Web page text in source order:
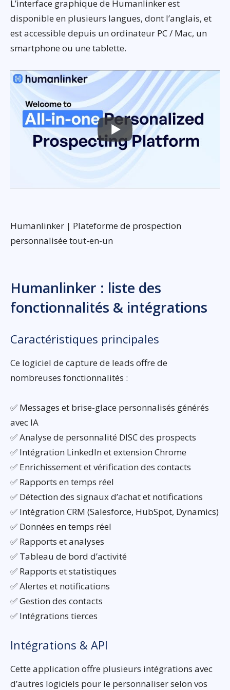
L’interface graphique de Humanlinker est
disponible en plusieurs langues, dont l’anglais, et
est accessible depuis un ordinateur PC / Mac, un
smartphone ou une tablette.
Humanlinker | Plateforme de prospection
personnalisée tout-en-un
Humanlinker : liste des
fonctionnalités & intégrations
Caractéristiques principales
Ce logiciel de capture de leads offre de
nombreuses fonctionnalités :
✅ Messages et brise-glace personnalisés générés
avec IA
✅ Analyse de personnalité DISC des prospects
✅ Intégration LinkedIn et extension Chrome
✅ Enrichissement et vérification des contacts
✅ Rapports en temps réel
✅ Détection des signaux d’achat et notifications
✅ Intégration CRM (Salesforce, HubSpot, Dynamics)
✅ Données en temps réel
✅ Rapports et analyses
✅ Tableau de bord d’activité
✅ Rapports et statistiques
✅ Alertes et notifications
✅ Gestion des contacts
✅ Intégrations tierces
Intégrations & API
Cette application offre plusieurs intégrations avec
d’autres logiciels pour le personnaliser selon vos